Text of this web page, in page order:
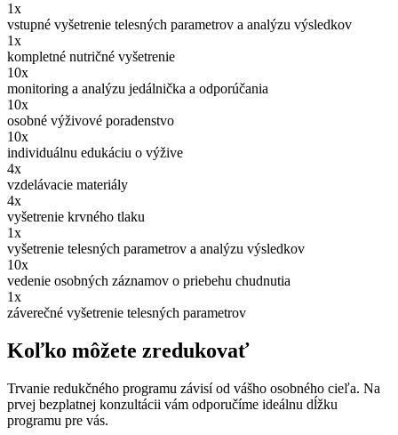
1x
vstupné vyšetrenie telesných parametrov a analýzu výsledkov
1x
kompletné nutričné vyšetrenie
10x
monitoring a analýzu jedálnička a odporúčania
10x
osobné výživové poradenstvo
10x
individuálnu edukáciu o výžive
4x
vzdelávacie materiály
4x
vyšetrenie krvného tlaku
1x
vyšetrenie telesných parametrov a analýzu výsledkov
10x
vedenie osobných záznamov o priebehu chudnutia
1x
záverečné vyšetrenie telesných parametrov
Koľko môžete zredukovať
Trvanie redukčného programu závisí od vášho osobného cieľa. Na
prvej bezplatnej konzultácii vám odporučíme ideálnu dĺžku
programu pre vás.